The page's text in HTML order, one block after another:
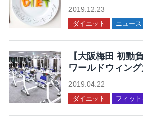
2019.12.23
ダイエット ニュース
【大阪梅田 初動
ワールドウィン
負荷トレーニング
2019.04.22
ダイエット フィット